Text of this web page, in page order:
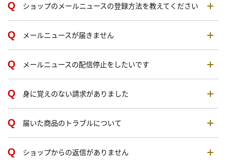
ショップのメールニュースの登録方法を教えてください
メールニュースが届きません
メールニュースの配信停止をしたいです
身に覚えのない請求がありました
届いた商品のトラブルについて
ショップからの返信がありません